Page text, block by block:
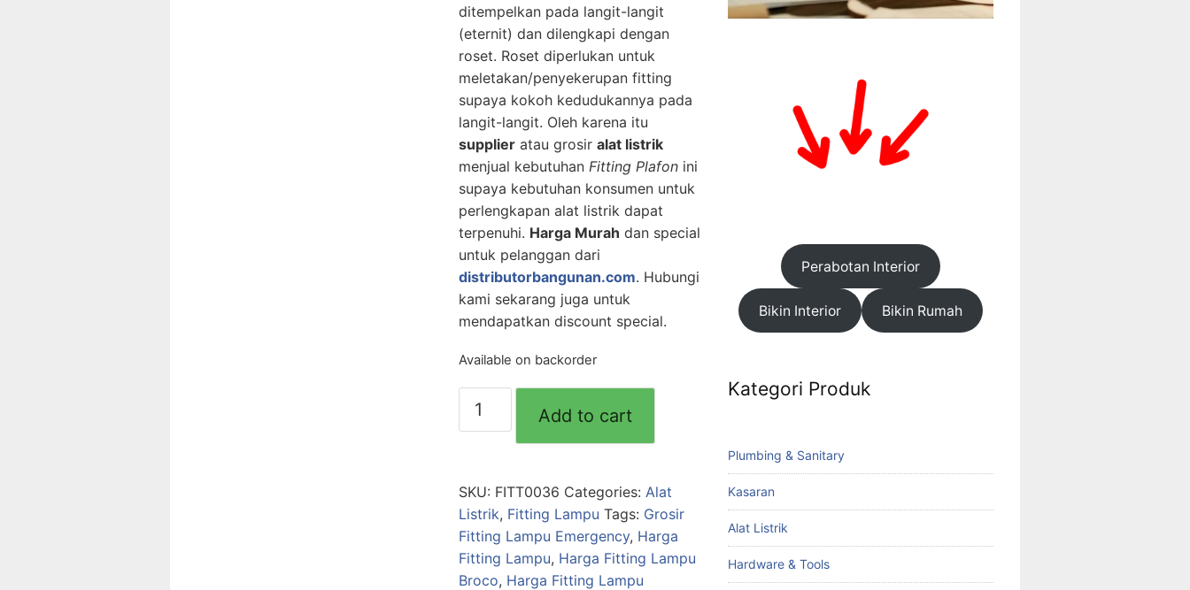
ditempelkan pada langit-langit
(eternit) dan dilengkapi dengan
roset. Roset diperlukan untuk
meletakan/penyekerupan fitting
supaya kokoh kedudukannya pada
langit-langit. Oleh karena itu
supplier atau grosiralat listrik
menjual kebutuhanFitting Plafon ini
supaya kebutuhan konsumen untuk
perlengkapan alat listrik dapat
terpenuhi. Harga Murah dan special
untuk pelanggan dari
distributorbangunan.com. Hubungi
kami sekarang juga untuk
mendapatkan discount special.
Available on backorder
Plafon
"FUJI/MEIKO"
quantity
Add to cart
SKU: FITT0036 Categories: Alat
Listrik, Fitting Lampu Tags: Grosir
Fitting Lampu Emergency, Harga
Fitting Lampu, Harga Fitting Lampu
Broco, Harga Fitting Lampu
Perabotan Interior
Bikin Interior Bikin Rumah
Kategori Produk
Plumbing & Sanitary
Kasaran
Alat Listrik
Hardware & Tools